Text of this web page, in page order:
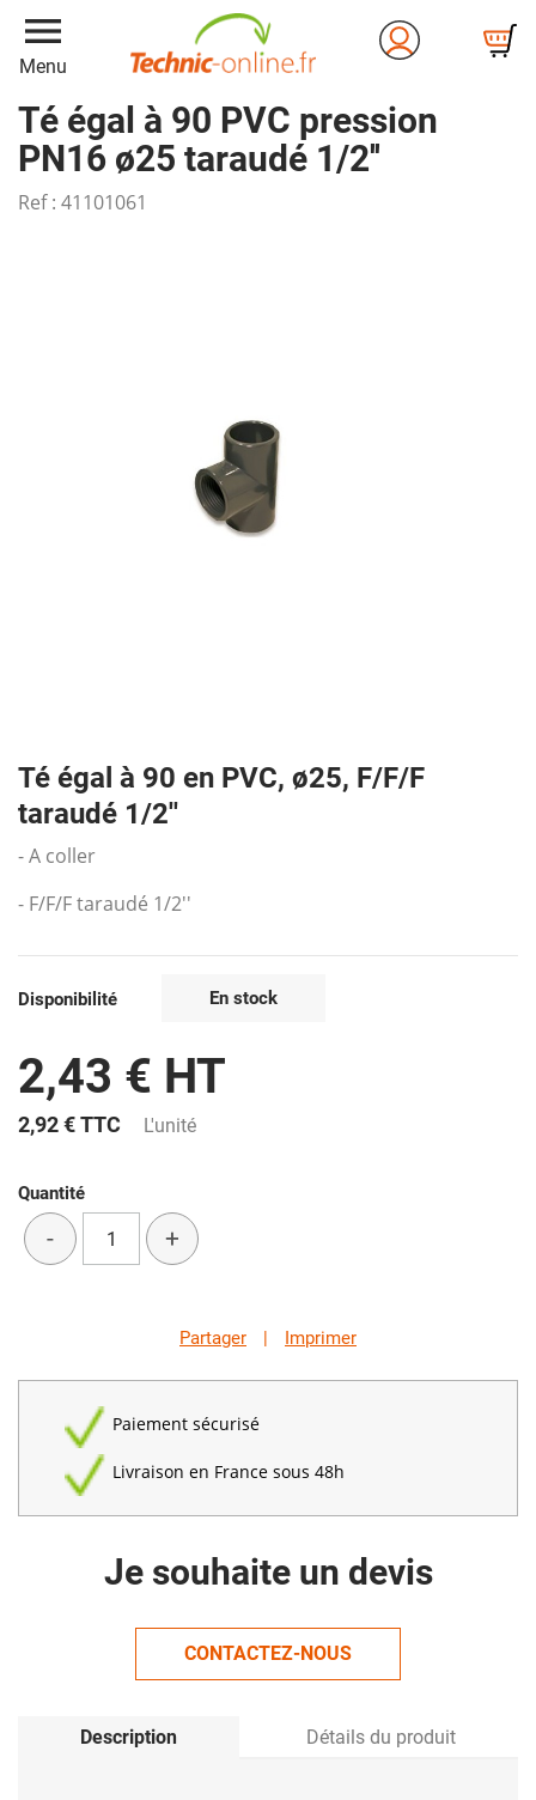
menu
Menu
Té égal à 90 PVC pression
PN16 ø25 taraudé 1/2''
Ref : 41101061
Té égal à 90 en PVC, ø25, F/F/F
taraudé 1/2''
- A coller
- F/F/F taraudé 1/2''
Disponibilité En stock
2,43 € HT
2,92 €TTC L'unité
Quantité
- +
Partager | Imprimer
Paiement sécurisé
Livraison en France sous 48h
Je souhaite un devis
CONTACTEZ-NOUS
Description Détails du produit